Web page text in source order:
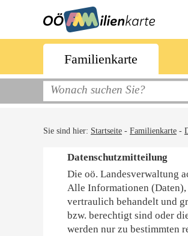
Familienkarte
Sie sind hier: Startseite - Familienkarte -
Datenschutzmitteilung
Die oö. Landesverwaltung
Alle Informationen (Daten),
vertraulich behandelt und
bzw. berechtigt sind oder
werden nur zu bestimmten